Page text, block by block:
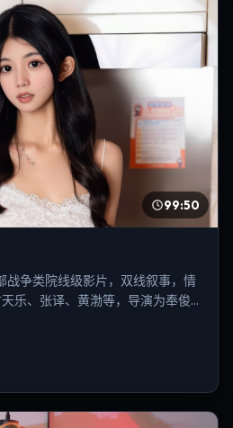
99:50
争类院线级影片，双线叙事，情
乐、张译、黄渤等，导演为奉俊